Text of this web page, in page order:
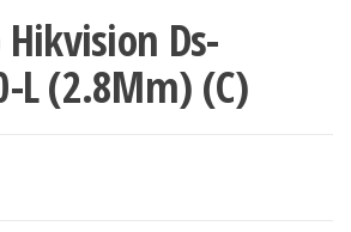
Ds-
L (2.8Mm) (C)